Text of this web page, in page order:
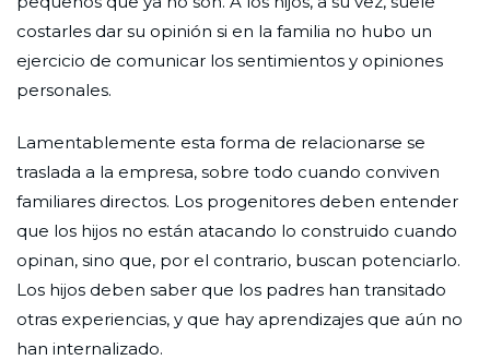
costarles dar su opinión si en la familia no hubo un
ejercicio de comunicar los sentimientos y opiniones
personales.
Lamentablemente esta forma de relacionarse se
traslada a la empresa, sobre todo cuando conviven
familiares directos. Los progenitores deben entender
que los hijos no están atacando lo construido cuando
opinan, sino que, por el contrario, buscan potenciarlo.
Los hijos deben saber que los padres han transitado
otras experiencias, y que hay aprendizajes que aún no
han internalizado.